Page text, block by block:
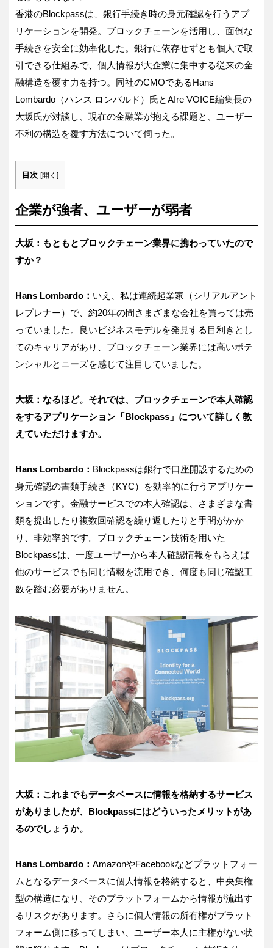
香港のBlockpassは、銀行手続き時の身元確認を行うアプ
リケーションを開発。ブロックチェーンを活用し、面倒な
手続きを安全に効率化した。銀行に依存せずとも個人で取
引できる仕組みで、個人情報が大企業に集中する従来の金
融構造を覆す力を持つ。同社のCMOであるHans
Lombardo（ハンス ロンバルド） 氏とAIre VOICE編集長の
大坂氏が対談し、現在の金融業が抱える課題と、ユーザー
不利の構造を覆す方法について伺った。
目次 [開く ]
企業が強者、ユーザーが弱者
大坂：もともとブロックチェーン業界に携わっていたので
すか？
Hans Lombardo ： いえ、私は連続起業家（シリアルアント
レプレナー）で、約20年の間さまざまな会社を買っては売
っていました。良いビジネスモデルを発見する目利きとし
てのキャリアがあり、ブロックチェーン業界には高いポテ
ンシャルとニーズを感じて注目していました。
大坂：なるほど。それでは、ブロックチェーンで本人確認
をするアプリケーション「Blockpass 」について詳しく教
えていただけますか。
Hans Lombardo ： Blockpassは銀行で口座開設するための
身元確認の書類手続き（KYC）を効率的に行うアプリケー
ションです。金融サービスでの本人確認は、さまざまな書
類を提出したり複数回確認を繰り返したりと手間がかか
り、非効率的です。ブロックチェーン技術を用いた
Blockpassは、一度ユーザーから本人確認情報をもらえば
他のサービスでも同じ情報を流用でき、何度も同じ確認工
数を踏む必要がありません。
大坂：これまでもデータベースに情報を格納するサービス
がありましたが、 Blockpassにはどういったメリットがあ
るのでしょうか。
Hans Lombardo ： AmazonやFacebookなどプラットフォー
ムとなるデータベースに個人情報を格納すると、中央集権
型の構造になり、そのプラットフォームから情報が流出す
るリスクがあります。さらに個人情報の所有権がプラット
フォーム側に移ってしまい、ユーザー本人に主権がない状